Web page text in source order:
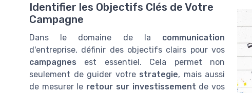
Identifier les Objectifs Clés de Votre
Campagne
Dans le domaine de la communication
d'entreprise, définir des objectifs clairs pour vos
campagnes est essentiel. Cela permet non
seulement de guider votre strategie, mais aussi
de mesurer le retour sur investissement de vos